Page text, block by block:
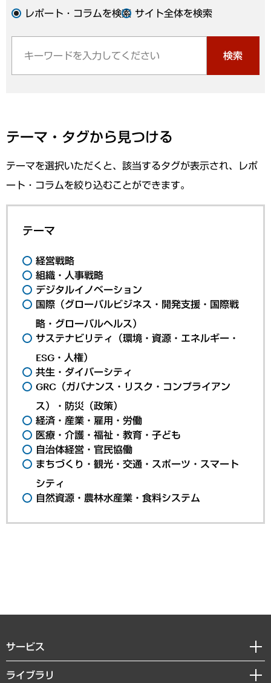
レポート・コラムを検索 サイト全体を検索
検索
テーマ・タグから見つける
テーマを選択いただくと、該当するタグが表示され、レポ
ート・コラムを絞り込むことができます。
テーマ
経営戦略
組織・人事戦略
デジタルイノベーション
国際（グローバルビジネス・開発支援・国際戦
略・グローバルヘルス）
サステナビリティ（環境・資源・エネルギー・
ESG・人権）
共生・ダイバーシティ
GRC（ガバナンス・リスク・コンプライアン
ス）・防災（政策）
経済・産業・雇用・労働
医療・介護・福祉・教育・子ども
自治体経営・官民協働
まちづくり・観光・交通・スポーツ・スマート
シティ
自然資源・農林水産業・食料システム
サービス
経営戦略
ライブラリ